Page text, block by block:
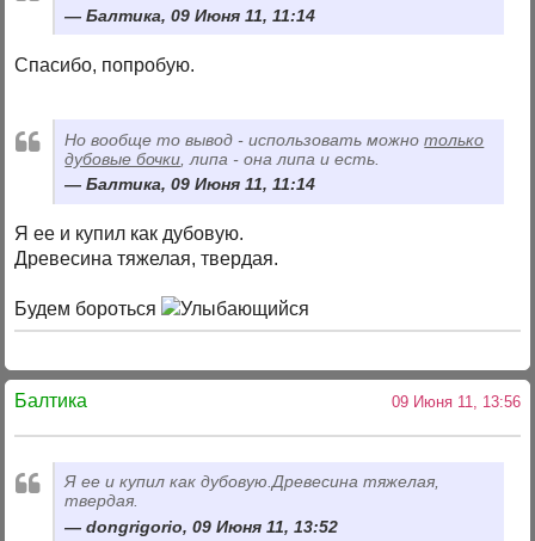
Балтика, 09 Июня 11, 11:14
Спасибо, попробую.
Но вообще то вывод - использовать можнотолько
дубовые бочки , липа - она липа и есть.
Балтика, 09 Июня 11, 11:14
Я ее и купил как дубовую.
Древесина тяжелая, твердая.
Будем бороться
Балтика 09 Июня 11, 13:56
Я ее и купил как дубовую.Древесина тяжелая,
твердая.
dongrigorio, 09 Июня 11, 13:52